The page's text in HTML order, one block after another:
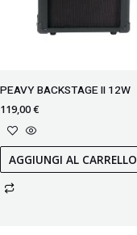
PEAVY BACKSTAGE II 12W
119,00€
AGGIUNGI AL CARRELLO